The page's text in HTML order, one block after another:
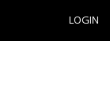
LOGIN